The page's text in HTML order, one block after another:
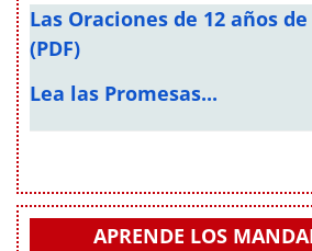
Las Oraciones de 12 años
(PDF)
Lea las Promesas...
APRENDE LOS